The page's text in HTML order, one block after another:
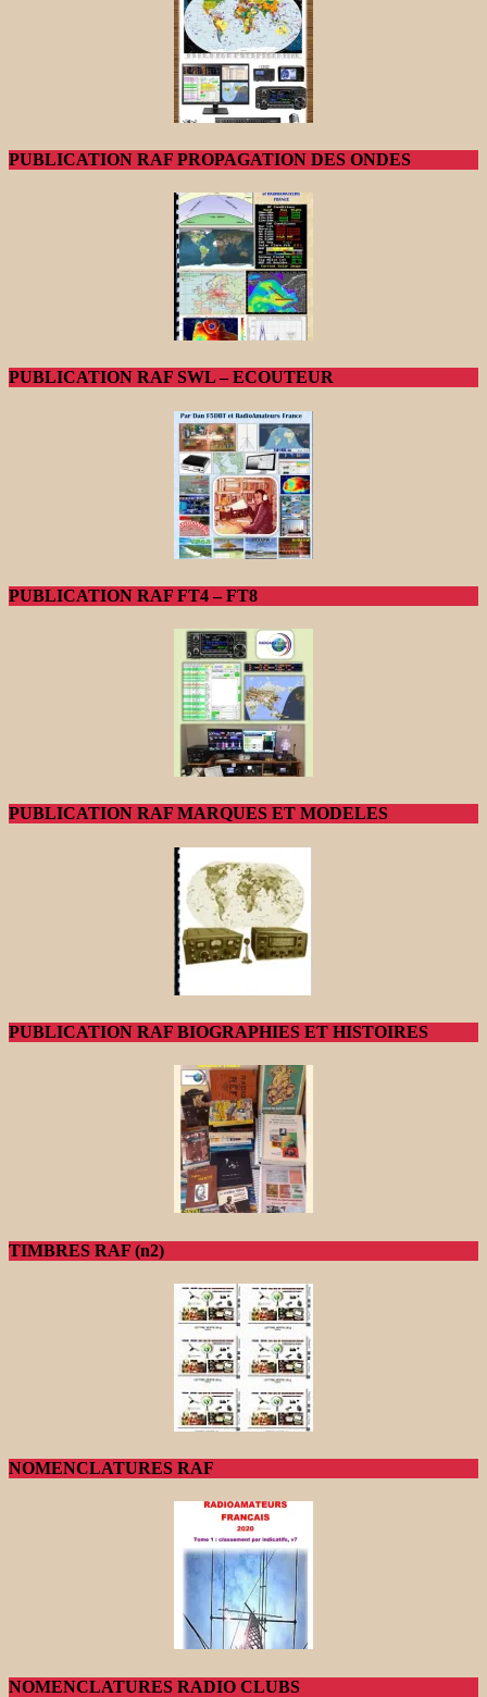
PUBLICATION RAF PROPAGATION DES ONDES
PUBLICATION RAF SWL – ECOUTEUR
PUBLICATION RAF FT4 – FT8
PUBLICATION RAF MARQUES ET MODELES
PUBLICATION RAF BIOGRAPHIES ET HISTOIRES
TIMBRES RAF (n2)
NOMENCLATURES RAF
NOMENCLATURES RADIO CLUBS